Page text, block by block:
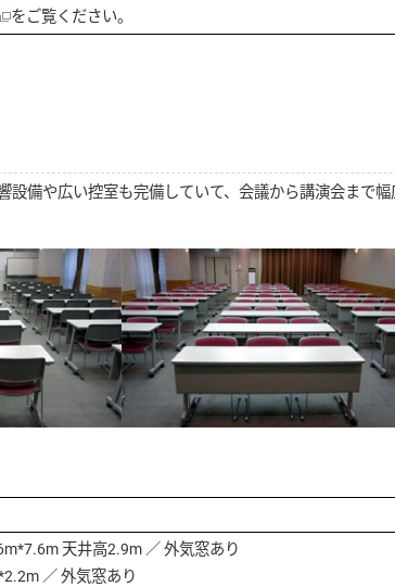
をご覧ください。
備や広い控室も完備していて、会議から講演会まで
天井高2.9m ／ 外気窓あり
／ 外気窓あり